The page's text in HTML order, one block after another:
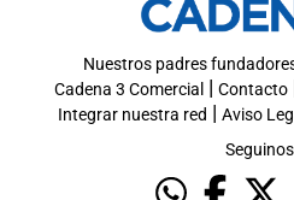
Nuestros padres
Cadena 3 Comercial | Contacto
Integrar nuestra red | Aviso